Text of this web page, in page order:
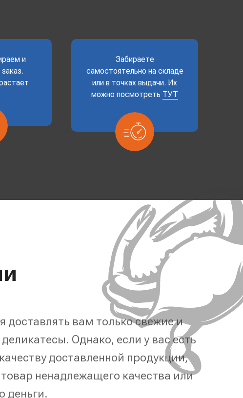
и
Забираете
самостоятельно на складе
или в точках выдачи. Их
можно посмотреть ТУТ
вам только свежие и
Однако, если у вас есть
доставленной продукции,
ненадлежащего качества или
деньги.